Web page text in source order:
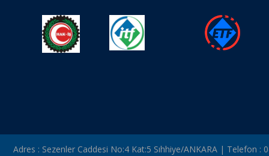
Adres : Sezenler Caddesi No:4 Kat:5 Sıhhiye/ANKARA | Telefon